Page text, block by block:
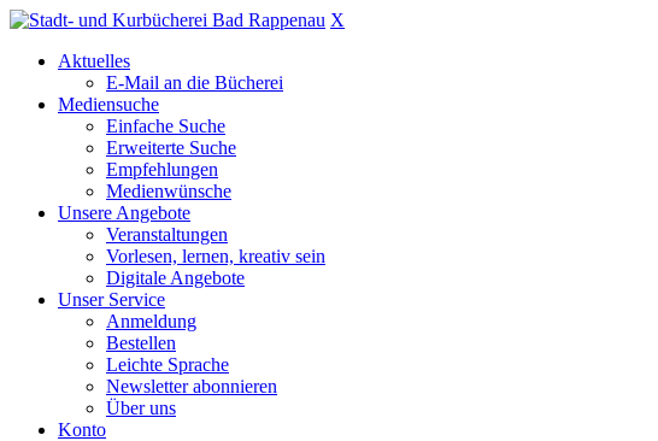
X
Aktuelles
E-Mail an die Bücherei
Mediensuche
Einfache Suche
Erweiterte Suche
Empfehlungen
Medienwünsche
Unsere Angebote
Veranstaltungen
Vorlesen, lernen, kreativ sein
Digitale Angebote
Unser Service
Anmeldung
Bestellen
Leichte Sprache
Newsletter abonnieren
Über uns
Konto